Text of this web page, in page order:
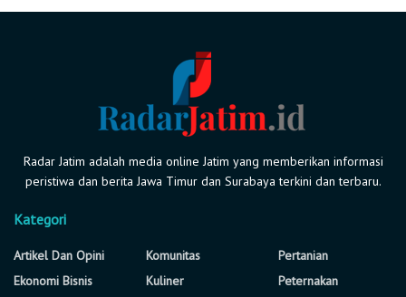
Radar Jatim adalah media online Jatim yang memberikan informasi
peristiwa dan berita Jawa Timur dan Surabaya terkini dan terbaru.
Kategori
Artikel Dan Opini
Ekonomi Bisnis
Komunitas
Kuliner
Pertanian
Peternakan